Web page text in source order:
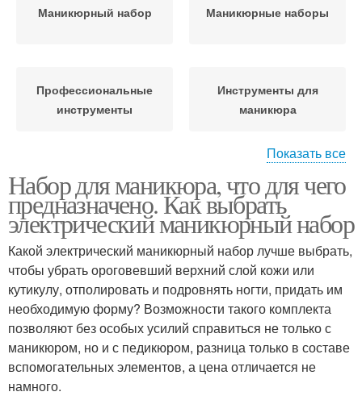
Маникюрный набор Маникюрные наборы
Профессиональные
инструменты
Инструменты для
маникюра
Инструменты для
мастера
ручного маникюра
Палочка в маникюрном
наборе
Инструмент для
маникюра
Инструменты при
маникюре
Инструменты по санпин
Показать все
Набор для маникюра, что для чего
предназначено. Как выбрать
электрический маникюрный набор
Какой электрический маникюрный набор лучше выбрать,
чтобы убрать ороговевший верхний слой кожи или
кутикулу, отполировать и подровнять ногти, придать им
необходимую форму? Возможности такого комплекта
позволяют без особых усилий справиться не только с
маникюром, но и с педикюром, разница только в составе
вспомогательных элементов, а цена отличается не
намного.